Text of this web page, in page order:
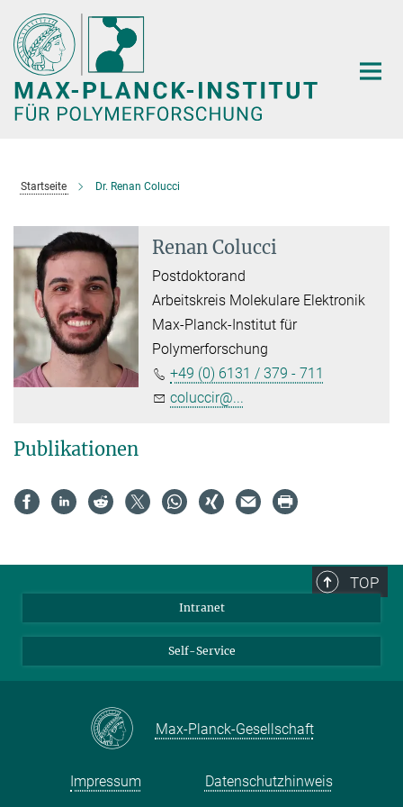
Hauptinhalt
Startseite Dr. Renan Colucci
Renan Colucci
Postdoktorand
Arbeitskreis Molekulare Elektronik
Max-Planck-Institut für
Polymerforschung
+49 (0) 6131 / 379 - 711
coluccir@...
Publikationen
TOP
Intranet
Self-Service
Max-Planck-Gesellschaft
Impressum Datenschutzhinweis